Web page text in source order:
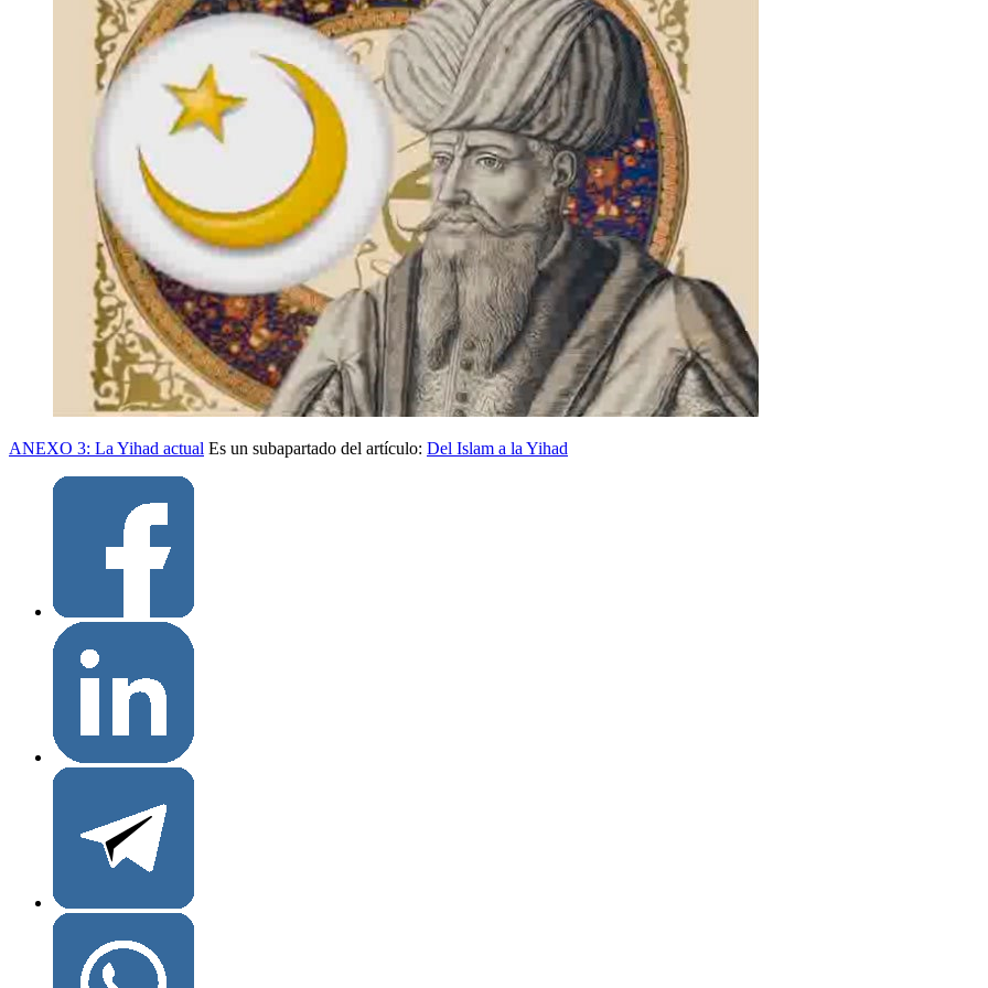
ANEXO 3: La Yihad actual Es un subapartado del artículo: Del Islam a la Yihad